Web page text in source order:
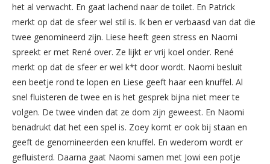
het al verwacht. En gaat lachend naar de toilet. En Patrick
merkt op dat de sfeer wel stil is. Ik ben er verbaasd van dat die
twee genomineerd zijn. Liese heeft geen stress en Naomi
spreekt er met René over. Ze lijkt er vrij koel onder. René
merkt op dat de sfeer er wel k*t door wordt. Naomi besluit
een beetje rond te lopen en Liese geeft haar een knuffel. Al
snel fluisteren de twee en is het gesprek bijna niet meer te
volgen. De twee vinden dat ze dom zijn geweest. En Naomi
benadrukt dat het een spel is. Zoey komt er ook bij staan en
geeft de genomineerden een knuffel. En wederom wordt er
gefluisterd. Daarna gaat Naomi samen met Jowi een potje